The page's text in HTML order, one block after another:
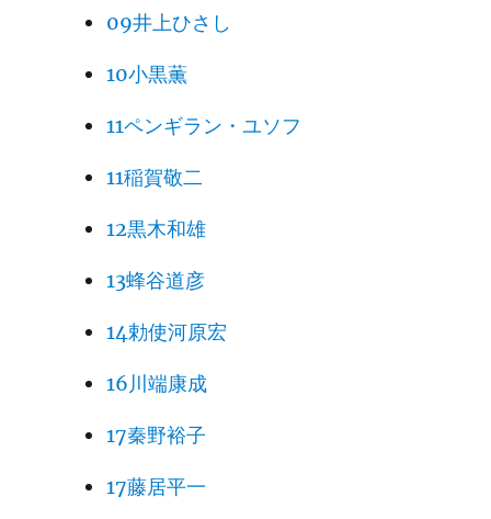
09井上ひさし
10小黒薫
11ペンギラン・ユソフ
11稲賀敬二
12黒木和雄
13蜂谷道彦
14勅使河原宏
16川端康成
17秦野裕子
17藤居平一